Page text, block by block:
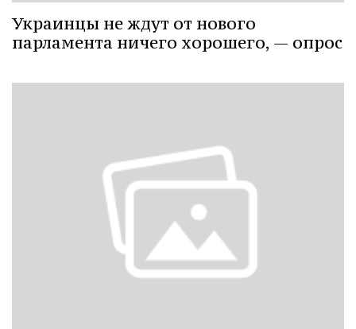
Украинцы не ждут от нового
парламента ничего хорошего, — опрос